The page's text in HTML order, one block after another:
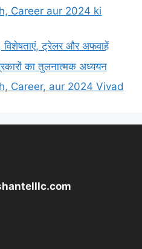
Career aur 2024 ki
ट्रेलर और अफवाहें
का तुलनात्मक अध्ययन
Career, aur 2024 Vivad